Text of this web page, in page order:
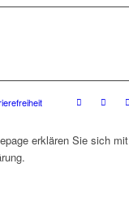
erklären Sie sich mit